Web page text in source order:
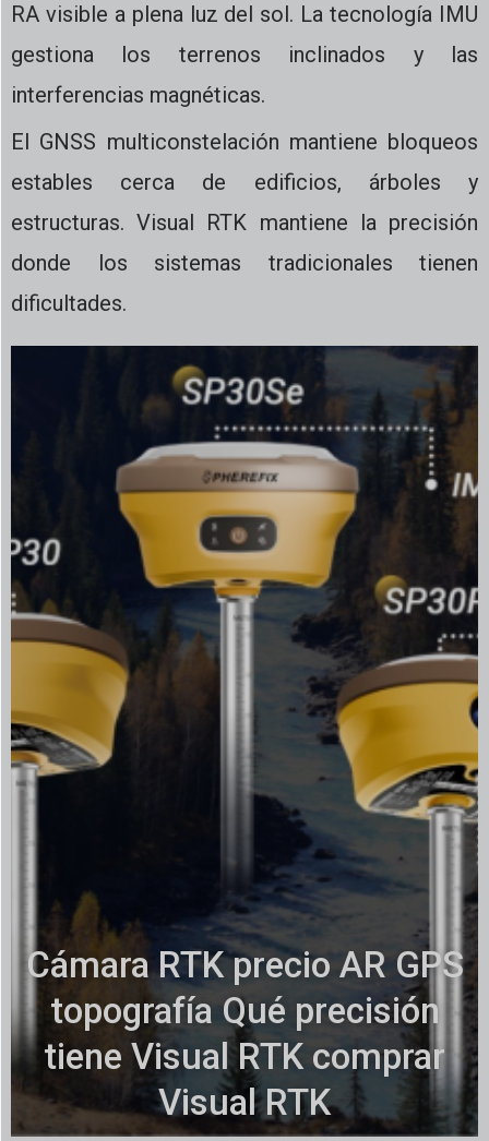
RA visible a plena luz del sol. La tecnología IMU
gestiona los terrenos inclinados y las
interferencias magnéticas.
El GNSS multiconstelación mantiene bloqueos
estables cerca de edificios, árboles y
estructuras. Visual RTK mantiene la precisión
donde los sistemas tradicionales tienen
dificultades.
Cámara RTK precio AR GPS
topografía Qué precisión
tiene Visual RTK comprar
Visual RTK